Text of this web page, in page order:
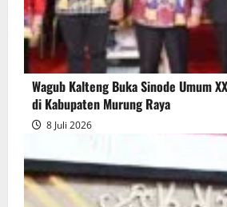
Wagub Kalteng Buka Sinode Umum
di Kabupaten Murung Raya
8 Juli 2026